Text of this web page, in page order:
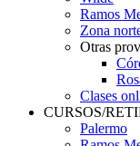
Ramos
Zona
Otras
Clases
CURSOS/
Palermo